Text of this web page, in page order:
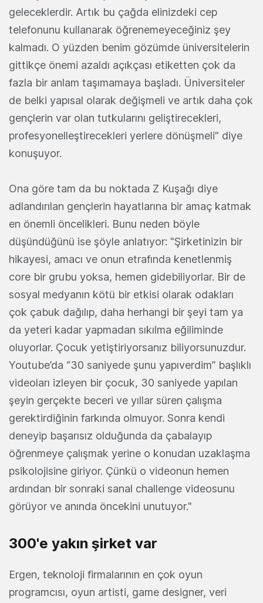
geleceklerdir. Artık bu çağda elinizdeki cep
telefonunu kullanarak öğrenemeyeceğiniz şey
kalmadı. O yüzden benim gözümde üniversitelerin
gittikçe önemi azaldı açıkçası etiketten çok da
fazla bir anlam taşımamaya başladı. Üniversiteler
de belki yapısal olarak değişmeli ve artık daha çok
gençlerin var olan tutkularını geliştirecekleri,
profesyonelleştirecekleri yerlere dönüşmeli" diye
konuşuyor.
Ona göre tam da bu noktada Z Kuşağı diye
adlandırılan gençlerin hayatlarına bir amaç katmak
en önemli öncelikleri. Bunu neden böyle
düşündüğünü ise şöyle anlatıyor: "Şirketinizin bir
hikayesi, amacı ve onun etrafında kenetlenmiş
core bir grubu yoksa, hemen gidebiliyorlar. Bir de
sosyal medyanın kötü bir etkisi olarak odakları
çok çabuk dağılıp, daha herhangi bir şeyi tam ya
da yeteri kadar yapmadan sıkılma eğiliminde
oluyorlar. Çocuk yetiştiriyorsanız biliyorsunuzdur.
Youtube’da “30 saniyede şunu yapıverdim” başlıklı
videoları izleyen bir çocuk, 30 saniyede yapılan
şeyin gerçekte beceri ve yıllar süren çalışma
gerektirdiğinin farkında olmuyor. Sonra kendi
deneyip başarısız olduğunda da çabalayıp
öğrenmeye çalışmak yerine o konudan uzaklaşma
psikolojisine giriyor. Çünkü o videonun hemen
ardından bir sonraki sanal challenge videosunu
görüyor ve anında öncekini unutuyor."
300'e yakın şirket var
Ergen, teknoloji firmalarının en çok oyun
programcısı, oyun artisti, game designer, veri